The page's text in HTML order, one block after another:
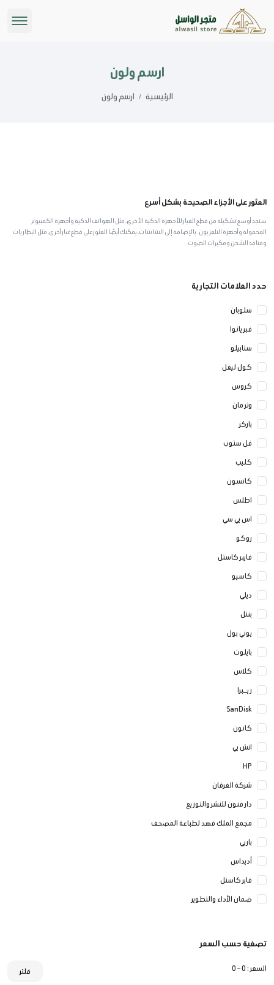
ارسم ولون
الرئيسية / ارسم ولون
العثور على الأجزاء الصحيحة بشكل أسرع
ستجد أوسع تشكيلة من قطع الغيار للأجهزة الذكية الأخرى، مثل الهواتف الذكية وأجهزة الكمبيوتر
المحمولة وأجهزة التلفزيون. بالإضافة إلى الشاشات، يمكنك أيضًا العثور على قطع غيار أخرى، مثل البطاريات
ومنافذ الشحن ومكبرات الصوت.
حدد العلامات التجارية
سلوبان
فبريانوا
ستابيلو
كول ليفل
كروس
وتر مان
باركر
فل ستوب
كليب
كانسون
اطلس
اس بي سي
روكو
فايبر كاستل
كاسيو
ديلي
بنتل
يوني بول
بايلوت
كلاس
زيــبرا
SanDisk
كانون
اتش بي
HP
شركة الفرقان
دار فنون للنشر والتوزيع
مجمع الملك فهد لطباعة المصحف
باربي
أديداس
فابر كاستل
ضمان الأداء والتطوير
تصفية حسب السعر
السعر : 0 – 0 فلتر